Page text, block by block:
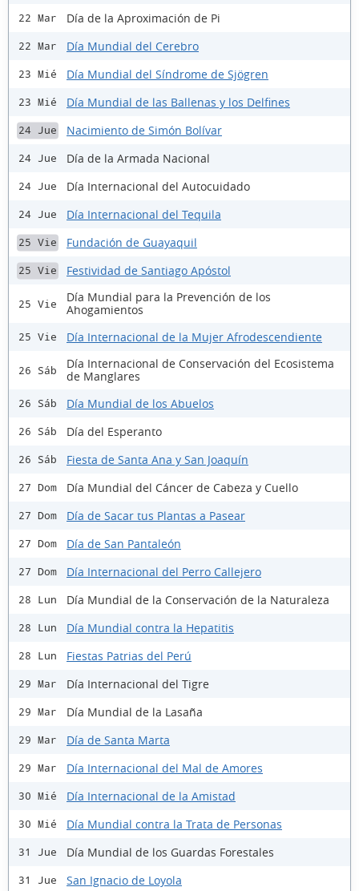
22 Mar Día de la Aproximación de Pi
22 Mar Día Mundial del Cerebro
23 Mié Día Mundial del Síndrome de Sjögren
23 Mié Día Mundial de las Ballenas y los Delfines
24 Jue Nacimiento de Simón Bolívar
24 Jue Día de la Armada Nacional
24 Jue Día Internacional del Autocuidado
24 Jue Día Internacional del Tequila
25 Vie Fundación de Guayaquil
25 Vie Festividad de Santiago Apóstol
25 Vie
Día Mundial para la Prevención de los
Ahogamientos
25 Vie Día Internacional de la Mujer Afrodescendiente
26 Sáb
Día Internacional de Conservación del Ecosistema
de Manglares
26 Sáb Día Mundial de los Abuelos
26 Sáb Día del Esperanto
26 Sáb Fiesta de Santa Ana y San Joaquín
27 Dom Día Mundial del Cáncer de Cabeza y Cuello
27 Dom Día de Sacar tus Plantas a Pasear
27 Dom Día de San Pantaleón
27 Dom Día Internacional del Perro Callejero
28 Lun Día Mundial de la Conservación de la Naturaleza
28 Lun Día Mundial contra la Hepatitis
28 Lun Fiestas Patrias del Perú
29 Mar Día Internacional del Tigre
29 Mar Día Mundial de la Lasaña
29 Mar Día de Santa Marta
29 Mar Día Internacional del Mal de Amores
30 Mié Día Internacional de la Amistad
30 Mié Día Mundial contra la Trata de Personas
31 Jue Día Mundial de los Guardas Forestales
31 Jue San Ignacio de Loyola